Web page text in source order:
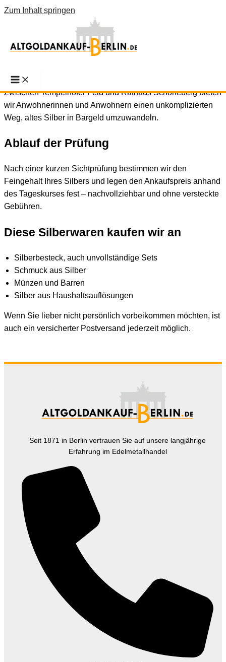
Zum Inhalt springen
Silberankauf Berlin-Tempelhof-
Zwischen Tempelhofer Feld und Rathaus Schöneberg bieten
wir Anwohnerinnen und Anwohnern einen unkomplizierten
Weg, altes Silber in Bargeld umzuwandeln.
Ablauf der Prüfung
Nach einer kurzen Sichtprüfung bestimmen wir den
Feingehalt Ihres Silbers und legen den Ankaufspreis anhand
des Tageskurses fest – nachvollziehbar und ohne versteckte
Gebühren.
Diese Silberwaren kaufen wir an
Silberbesteck, auch unvollständige Sets
Schmuck aus Silber
Münzen und Barren
Silber aus Haushaltsauflösungen
Wenn Sie lieber nicht persönlich vorbeikommen möchten, ist
auch ein versicherter Postversand jederzeit möglich.
Seit 1871 in Berlin vertrauen Sie auf unsere langjährige
Erfahrung im Edelmetallhandel